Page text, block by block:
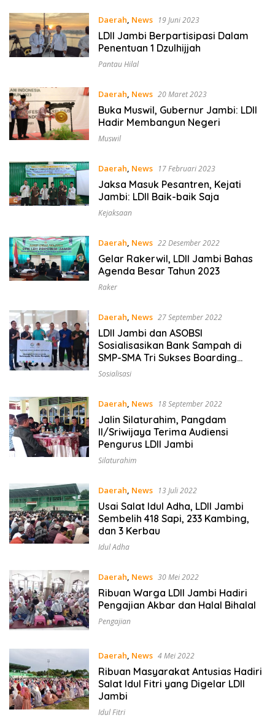
Daerah, News 19 Juni 2023
LDII Jambi Berpartisipasi Dalam
Penentuan 1 Dzulhijjah
Pantau Hilal
Daerah, News 20 Maret 2023
Buka Muswil, Gubernur Jambi: LDII
Hadir Membangun Negeri
Muswil
Daerah, News 17 Februari 2023
Jaksa Masuk Pesantren, Kejati
Jambi: LDII Baik-baik Saja
Kejaksaan
Daerah, News 22 Desember 2022
Gelar Rakerwil, LDII Jambi Bahas
Agenda Besar Tahun 2023
Raker
Daerah, News 27 September 2022
LDII Jambi dan ASOBSI
Sosialisasikan Bank Sampah di
SMP-SMA Tri Sukses Boarding
School
Sosialisasi
Daerah, News 18 September 2022
Jalin Silaturahim, Pangdam
II/Sriwijaya Terima Audiensi
Pengurus LDII Jambi
Silaturahim
Daerah, News 13 Juli 2022
Usai Salat Idul Adha, LDII Jambi
Sembelih 418 Sapi, 233 Kambing,
dan 3 Kerbau
Idul Adha
Daerah, News 30 Mei 2022
Ribuan Warga LDII Jambi Hadiri
Pengajian Akbar dan Halal Bihalal
Pengajian
Daerah, News 4 Mei 2022
Ribuan Masyarakat Antusias Hadiri
Salat Idul Fitri yang Digelar LDII
Jambi
Idul Fitri